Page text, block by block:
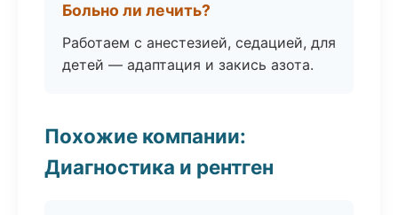
Больно ли лечить?
Работаем с анестезией, седацией, для
детей — адаптация и закись азота.
Похожие компании:
Диагностика и рентген